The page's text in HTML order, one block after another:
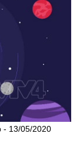
- 13/05/2020